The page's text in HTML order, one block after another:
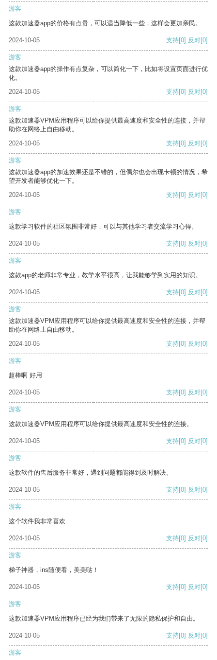
游客
这款加速器app的价格有点贵，可以适当降低一些，这样会更加亲民。
2024-10-05 支持[0] 反对[0]
游客
这款加速器app的操作有点复杂，可以简化一下，比如将设置页面进行优
化。
2024-10-05
支持[0] 反对[0]
游客
这款加速器VPM应用程序可以给你提供最高速度和安全性的连接，并帮
助你在网络上自由移动。
2024-10-05
支持[0] 反对[0]
游客
这款加速器app的加速效果还是不错的，但偶尔也会出现卡顿的情况，希
望开发者能够优化一下。
2024-10-05
支持[0] 反对[0]
游客
这款学习软件的社区氛围非常好，可以与其他学习者交流学习心得。
2024-10-05 支持[0] 反对[0]
游客
这款app的老师非常专业，教学水平很高，让我能够学到实用的知识。
2024-10-05 支持[0] 反对[0]
游客
这款加速器VPM应用程序可以给你提供最高速度和安全性的连接，并帮
助你在网络上自由移动。
2024-10-05
支持[0] 反对[0]
游客
超棒啊 好用
2024-10-05 支持[0] 反对[0]
游客
这款加速器VPM应用程序可以给你提供最高速度和安全性的连接。
2024-10-05 支持[0] 反对[0]
游客
这款软件的售后服务非常好，遇到问题都能得到及时解决。
2024-10-05 支持[0] 反对[0]
游客
这个软件我非常喜欢
2024-10-05 支持[0] 反对[0]
游客
梯子神器，ins随便看，美美哒！
2024-10-05 支持[0] 反对[0]
游客
这款加速器VPM应用程序已经为我们带来了无限的隐私保护和自由。
2024-10-05 支持[0] 反对[0]
游客